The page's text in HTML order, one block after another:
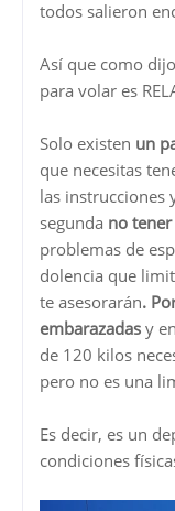
todos salieron
Así que como
para volar es
Solo existen un
que necesitas
las instrucciones
segunda no
problemas de
dolencia que
te asesorarán.
embarazadas y
de 120 kilos
pero no es una
Es decir, es un
condiciones